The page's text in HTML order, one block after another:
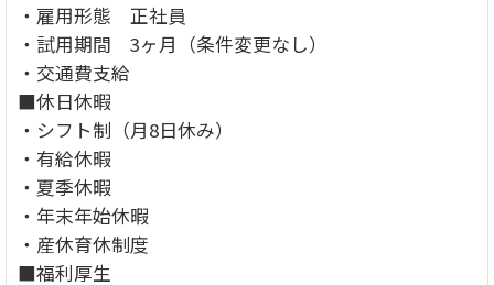
・雇用形態 正社員
・試用期間 3ヶ月（条件変更なし）
・交通費支給
■休日休暇
・シフト制（月8日休み）
・有給休暇
・夏季休暇
・年末年始休暇
・産休育休制度
■福利厚生